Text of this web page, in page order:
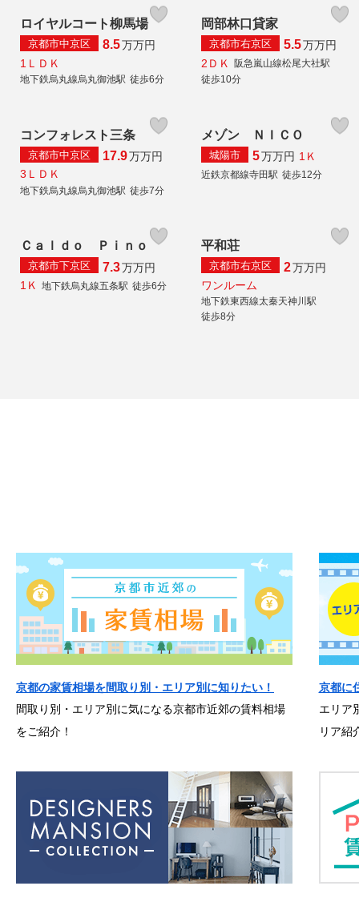
ロイヤルコート柳馬場
京都市中京区 8.5万万円
1ＬＤＫ
地下鉄烏丸線烏丸御池駅 徒歩6分
岡部林口貸家
京都市右京区 5.5万万円
2ＤＫ
阪急嵐山線松尾大社駅
徒歩10分
コンフォレスト三条
京都市中京区 17.9万万円
3ＬＤＫ
地下鉄烏丸線烏丸御池駅 徒歩7分
メゾン ＮＩＣＯ
城陽市 5万万円 1Ｋ
近鉄京都線寺田駅 徒歩12分
Ｃａｌｄｏ Ｐｉｎｏ
京都市下京区 7.3万万円
1Ｋ
地下鉄烏丸線五条駅 徒歩6分
平和荘
京都市右京区 2万万円
ワンルーム
地下鉄東西線太秦天神川駅
徒歩8分
京都の家賃相場を間取り別・エリア別に知りたい！
間取り別・エリア別に気になる京都市近郊の賃料相場
をご紹介！
京都に
エリア
リア紹